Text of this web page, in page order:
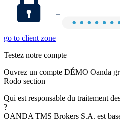
go to client zone
Testez notre compte
Ouvrez un compte DÉMO Oanda
Rodo section
Qui est responsable du traitement
?
OANDA TMS Brokers S.A. est